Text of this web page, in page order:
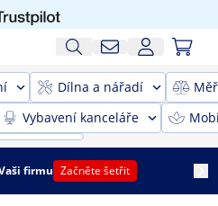
Dílna a nářadí
Vybavení kanceláře
firmu Začněte šetřit